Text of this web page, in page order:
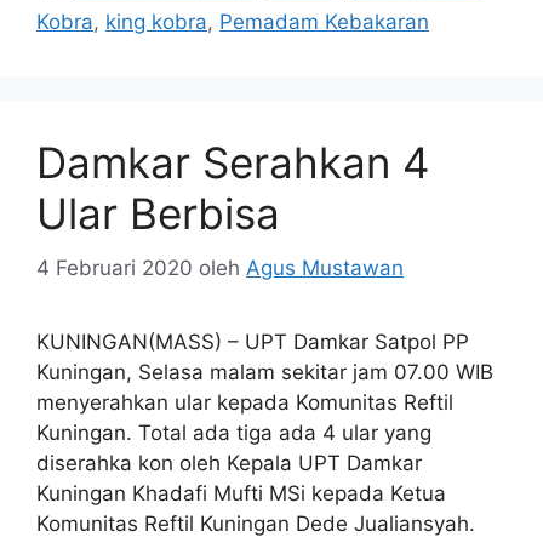
Kobra, king kobra, Pemadam Kebakaran
Damkar Serahkan 4
Ular Berbisa
4 Februari 2020 oleh Agus Mustawan
KUNINGAN(MASS) – UPT Damkar Satpol PP
Kuningan, Selasa malam sekitar jam 07.00 WIB
menyerahkan ular kepada Komunitas Reftil
Kuningan. Total ada tiga ada 4 ular yang
diserahka kon oleh Kepala UPT Damkar
Kuningan Khadafi Mufti MSi kepada Ketua
Komunitas Reftil Kuningan Dede Jualiansyah.